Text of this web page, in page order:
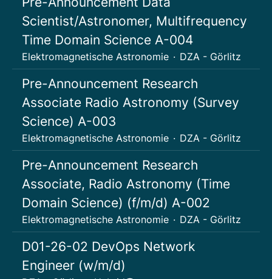
Scientist/Astronomer, Multifrequency
Time Domain Science A-004
Elektromagnetische Astronomie · DZA - Görlitz
Pre-Announcement Research
Associate Radio Astronomy (Survey
Science) A-003
Elektromagnetische Astronomie · DZA - Görlitz
Pre-Announcement Research
Associate, Radio Astronomy (Time
Domain Science) (f/m/d) A-002
Elektromagnetische Astronomie · DZA - Görlitz
D01-26-02 DevOps Network
Engineer (w/m/d)